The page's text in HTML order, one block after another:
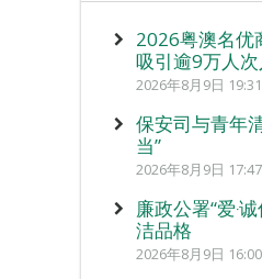
2026粤澳名优
吸引逾9万人
2026年8月9日 19:31
保安司与青年
当”
2026年8月9日 17:47
廉政公署“爱‧
洁品格
2026年8月9日 16:00